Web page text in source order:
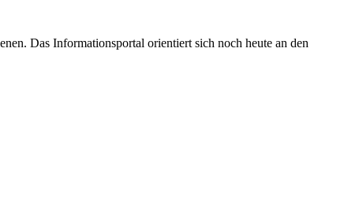
Das Informationsportal orientiert sich noch heute an den